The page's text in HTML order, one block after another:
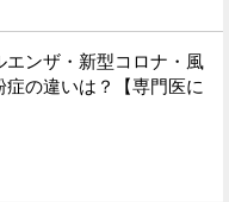
エンザ・新型コロナ・風
症の違いは？【専門医に